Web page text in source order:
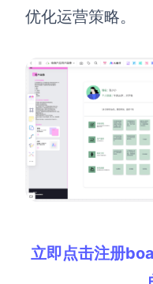
优化运营策略。
立即点击注册